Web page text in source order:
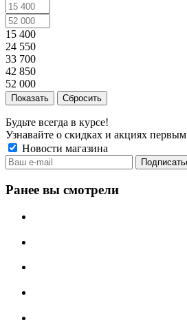
15 400
24 550
33 700
42 850
52 000
Сбросить
Будьте всегда в курсе!
Узнавайте о скидках и акциях первым
Новости магазина
Ранее вы смотрели